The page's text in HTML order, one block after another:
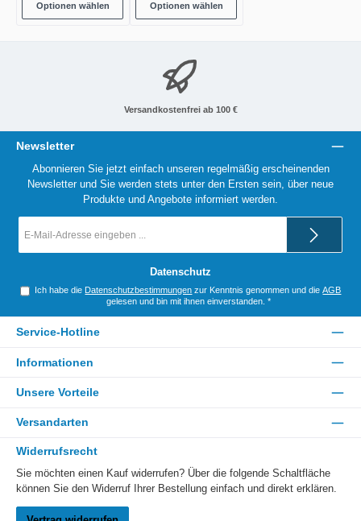
Optionen wählen Optionen wählen
Versandkostenfrei ab 100 €
Newsletter
Abonnieren Sie jetzt einfach unseren regelmäßig erscheinenden
Newsletter und Sie werden stets unter den Ersten sein, über neue
Produkte und Angebote informiert werden.
Mail-
Datenschutz
Ich habe die Datenschutzbestimmungen zur Kenntnis genommen und dieAGB
gelesen und bin mit ihnen einverstanden. *
Service-Hotline
Informationen
Unsere Vorteile
Versandarten
Widerrufsrecht
Sie möchten einen Kauf widerrufen? Über die folgende Schaltfläche
können Sie den Widerruf Ihrer Bestellung einfach und direkt erklären.